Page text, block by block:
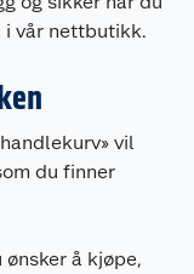
i vår nettbutikk.
vil
du finner
å kjøpe,